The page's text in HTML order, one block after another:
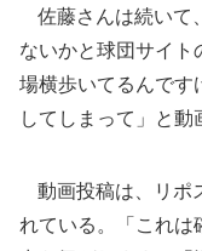
佐藤さんは続いて
ないかと球団サイ
場横歩いてるんです
してしまって」と動
動画投稿は、リポ
れている。「これは